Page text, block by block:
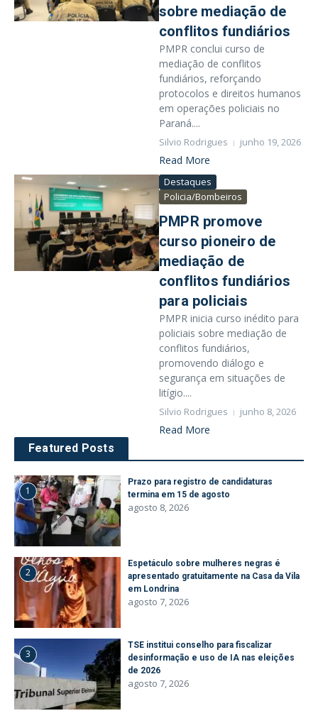
sobre mediação de
conflitos fundiários
PMPR conclui curso de
mediação de conflitos
fundiários, reforçando
protocolos e direitos humanos
em operações policiais no
Paraná....
Silvio Rodrigues junho 19, 2026
Read More
Destaques
Policia/Bombeiros
PMPR promove
curso pioneiro de
mediação de
conflitos fundiários
para policiais
PMPR inicia curso inédito para
policiais sobre mediação de
conflitos fundiários,
promovendo diálogo e
segurança em situações de
litígio....
Silvio Rodrigues junho 8, 2026
Read More
Featured Posts
1
Prazo para registro de candidaturas
termina em 15 de agosto
agosto 8, 2026
2
Espetáculo sobre mulheres negras é
apresentado gratuitamente na Casa da Vila
em Londrina
agosto 7, 2026
3
TSE institui conselho para fiscalizar
desinformação e uso de IA nas eleições
de 2026
agosto 7, 2026